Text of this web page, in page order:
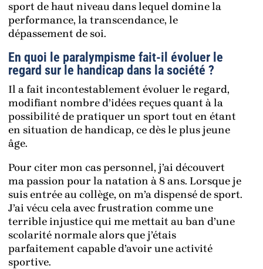
sport de haut niveau dans lequel domine la
performance, la transcendance, le
dépassement de soi.
En quoi le paralympisme fait-il évoluer le
regard sur le handicap dans la société ?
Il a fait incontestablement évoluer le regard,
modifiant nombre d’idées reçues quant à la
possibilité de pratiquer un sport tout en étant
en situation de handicap, ce dès le plus jeune
âge.
Pour citer mon cas personnel, j’ai découvert
ma passion pour la natation à 8 ans. Lorsque je
suis entrée au collège, on m’a dispensé de sport.
J’ai vécu cela avec frustration comme une
terrible injustice qui me mettait au ban d’une
scolarité normale alors que j’étais
parfaitement capable d’avoir une activité
sportive.